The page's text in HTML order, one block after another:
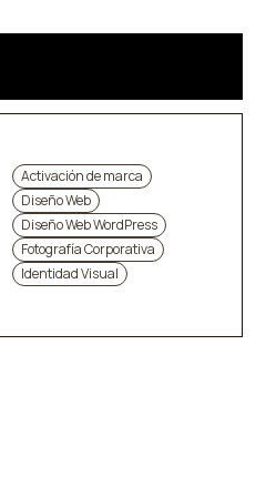
Activación de marca
Diseño Web
Diseño Web WordPress
Fotografía Corporativa
Identidad Visual